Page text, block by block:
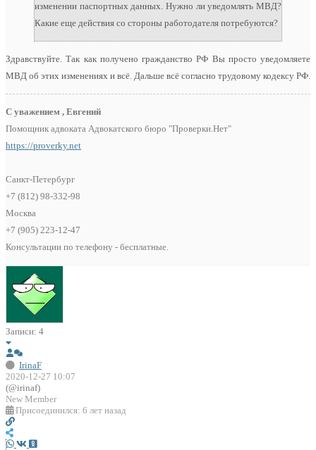
изменении паспортных данных. Нужно ли уведомлять МВД?
Какие еще действия со стороны работодателя потребуются?
Здравствуйте. Так как получено гражданство РФ Вы просто уведомляете
МВД об этих изменениях и всё. Дальше всё согласно трудовому кодексу РФ.
С уважением , Евгений
Помощник адвоката Адвокатского бюро "Проверки.Нет"
https://proverky.net
Санкт-Петербург
+7 (812) 98-332-98
Москва
+7 (905) 223-12-47
Консультации по телефону - бесплатные.
Записи: 4
IrinaF
2020-12-27 10:07
(@irinaf)
New Member
Присоединился: 6 лет назад